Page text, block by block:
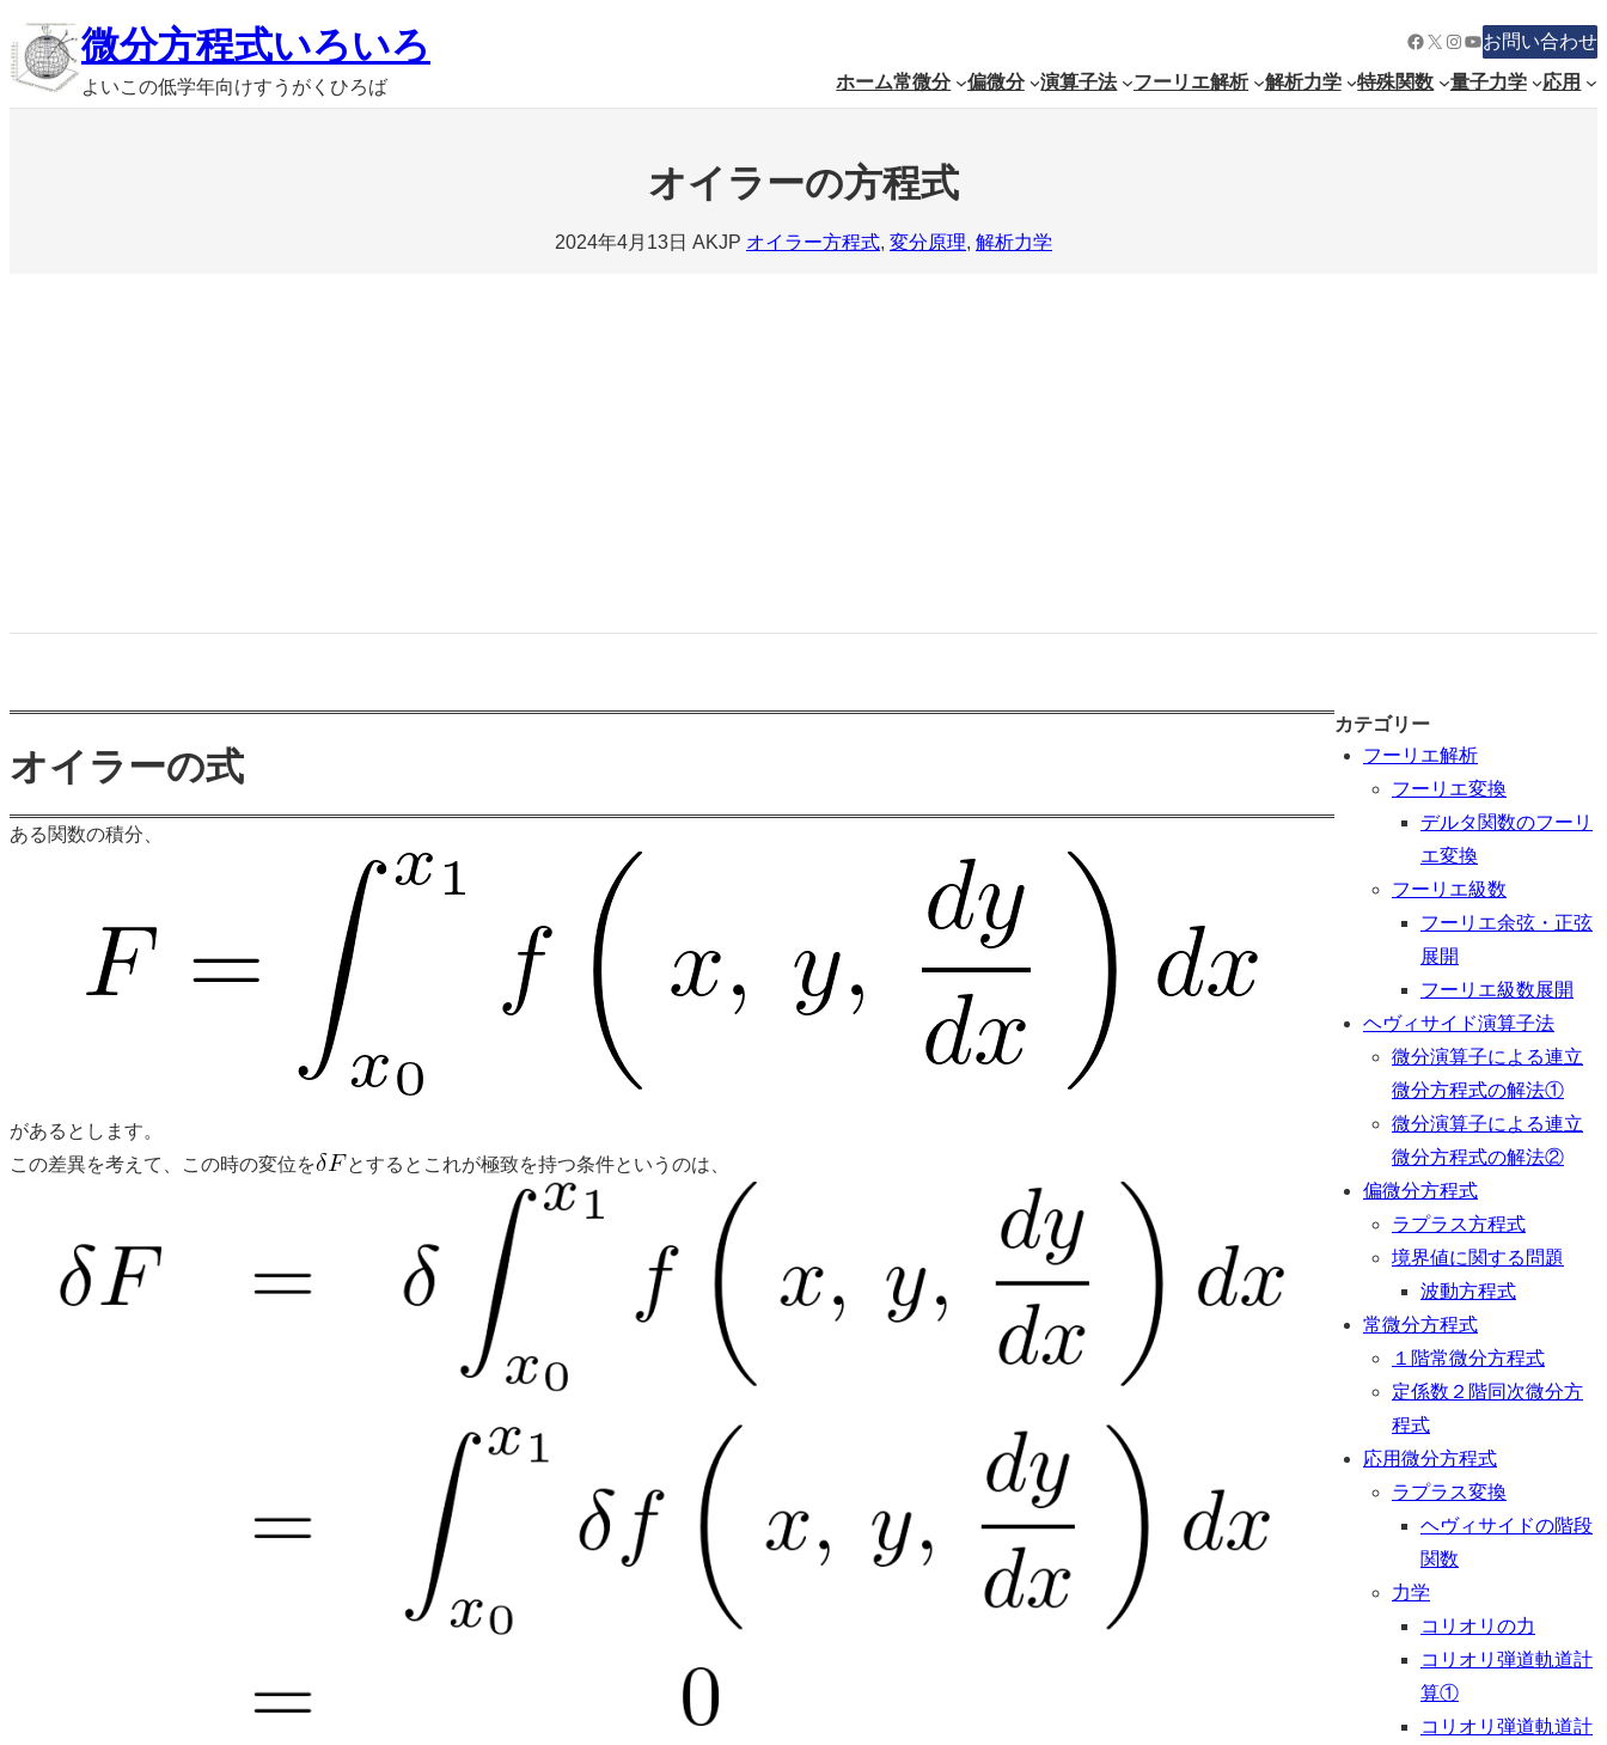
内
容
を
微分方程式いろいろ
よいこの低学年向けすうがくひろば
Facebook
X Instagram
YouTube
お問い合わせ
ホーム常微分 偏微分 演算子法 フーリエ解析 解析力学 特殊関数 量子力学 応用
オイラーの方程式
2024年4月13日 AKJP オイラー方程式, 変分原理, 解析力学
オイラーの式
ある関数の積分、
があるとします。
この差異を考えて、この時の変位を
とするとこれが極致を持つ条件というのは、
カテゴリー
フーリエ解析
フーリエ変換
デルタ関数のフーリ
エ変換
フーリエ級数
フーリエ余弦・正弦
展開
フーリエ級数展開
ヘヴィサイド演算子法
微分演算子による連立
微分方程式の解法①
微分演算子による連立
微分方程式の解法②
偏微分方程式
ラプラス方程式
境界値に関する問題
波動方程式
常微分方程式
１階常微分方程式
定係数２階同次微分方
程式
応用微分方程式
ラプラス変換
ヘヴィサイドの階段
関数
力学
コリオリの力
コリオリ弾道軌道計
算①
コリオリ弾道軌道計